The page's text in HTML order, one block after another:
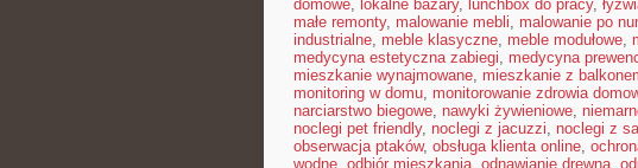
domowe, lokalne bazary, lunchbox do pracy,
małe remonty, malowanie mebli, malowanie po
industrialne, meble klasyczne, meble modułowe,
medycyna estetyczna zabiegi, medycyna
mieszkanie wynajmowane, mieszkanie z
monitoring w domu, monitorowanie zdrowia
narciarstwo biegowe, nawyki żywieniowe,
noclegi pet friendly, noclegi z jacuzzi, noclegi z
obserwacja ptaków, obsługa klienta online,
wodne, odbiór mieszkania, odnawianie drewna,